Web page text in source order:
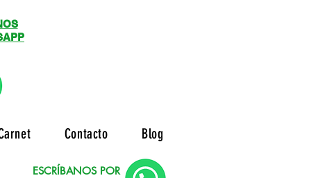
Contacto Blog
ESCRÍBANOS POR